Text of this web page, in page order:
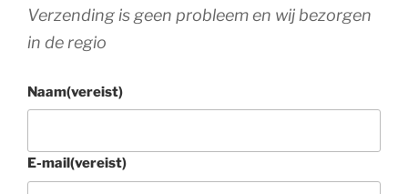
Verzending is geen probleem en wij bezorgen
in de regio
Naam(vereist)
E-mail(vereist)